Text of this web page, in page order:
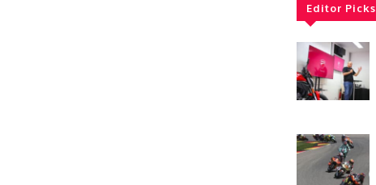
Editor Picks